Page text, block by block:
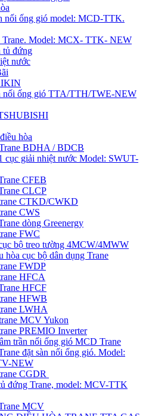
nối ống gió model: MCD-TTK.
Trane. Model: MCX- TTK- NEW
tủ đứng
nước
nối ống gió TTA/TTH/TWE-NEW
hòa
BDHA / BDCB
cục giải nhiệt nước Model: SWUT-
CFEB
CLCP
CTKD/CWKD
CWS
dòng Greenergy
FWC
bộ treo tường 4MCW/4MWW
hòa cục bộ dân dụng Trane
FWDP
HFCA
HFCF
HFWB
LWHA
MCV Yukon
PREMIO Inverter
trần nối ống gió MCD Trane
đặt sàn nối ống gió. Model:
NEW
CGDR
đứng Trane, model: MCV-TTK
MCV